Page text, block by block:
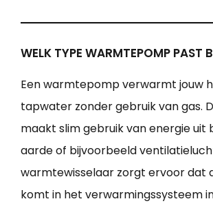
WELK TYPE WARMTEPOMP PAST
Een warmtepomp verwarmt jouw
tapwater zonder gebruik van gas.
maakt slim gebruik van energie uit
aarde of bijvoorbeeld
warmtewisselaar zorgt ervoor dat
komt in het verwarmingssysteem